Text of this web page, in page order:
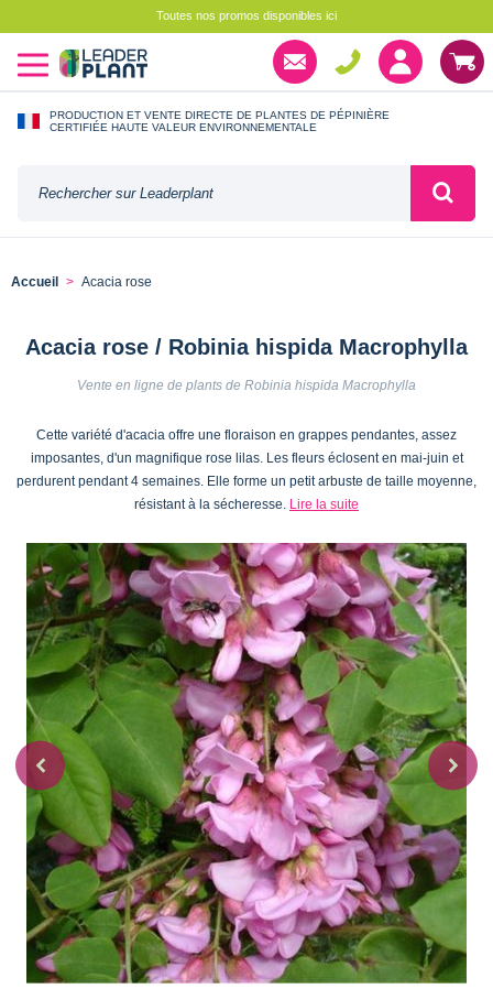
Toutes nos promos disponibles ici
PRODUCTION ET VENTE DIRECTE DE PLANTES DE PÉPINIÈRE
CERTIFIÉE HAUTE VALEUR ENVIRONNEMENTALE
Accueil Acacia rose
Acacia rose / Robinia hispida Macrophylla
Vente en ligne de plants de Robinia hispida Macrophylla
Cette variété d'acacia offre une floraison en grappes pendantes, assez
imposantes, d'un magnifique rose lilas. Les fleurs éclosent en mai-juin et
perdurent pendant 4 semaines. Elle forme un petit arbuste de taille moyenne,
résistant à la sécheresse. Lire la suite